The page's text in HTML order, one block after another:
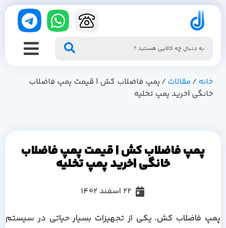
خانه / مقالات / پمپ فاضلاب کش | قیمت پمپ فاضلاب
خانگی |خرید پمپ تخلیه
پمپ فاضلاب کش | قیمت پمپ فاضلاب
خانگی |خرید پمپ تخلیه
22 اسفند 1402
پمپ فاضلاب کش، یکی از تجهیزات بسیار حیاتی در سیستم